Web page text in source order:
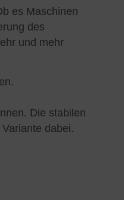
es Maschinen
des
und mehr
Die stabilen
dabei.